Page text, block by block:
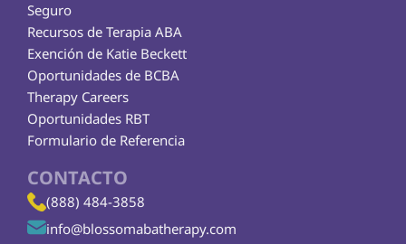
Seguro
Exención de Katie Beckett
Recursos de Terapia ABA
Therapy Careers
Oportunidades de BCBA
Oportunidades RBT
Formulario de Referencia
CONTACTO
(888) 484-3858
info@blossomabatherapy.com